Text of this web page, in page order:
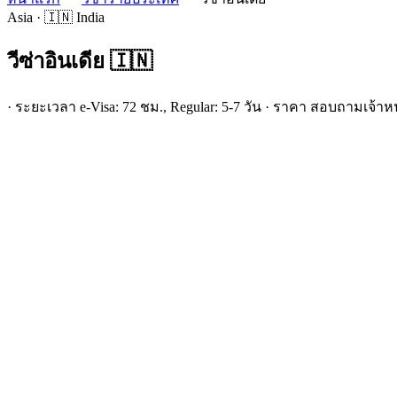
Asia · 🇮🇳 India
วีซ่าอินเดีย 🇮🇳
· ระยะเวลา e-Visa: 72 ชม., Regular: 5-7 วัน · ราคา สอบถามเจ้า